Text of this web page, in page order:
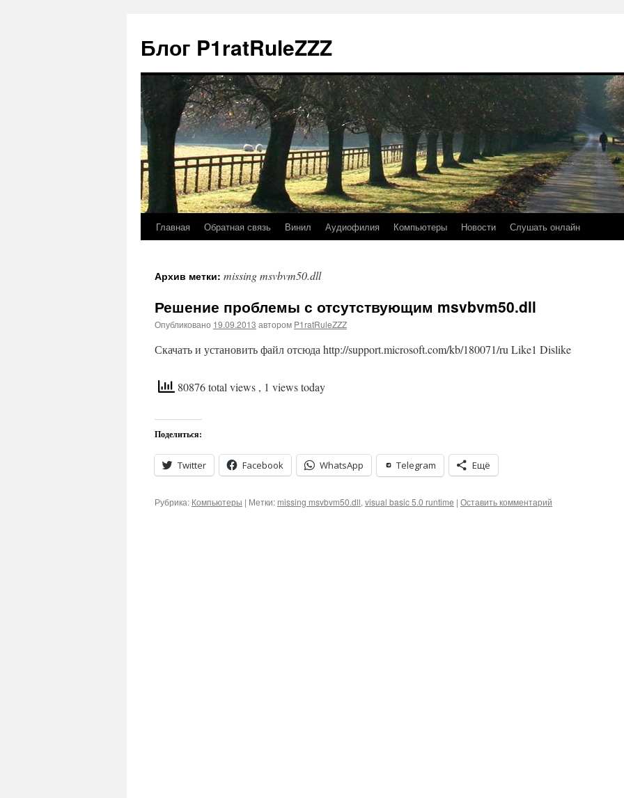
Блог P1ratRuleZZZ
Главная Обратная связь Винил Аудиофилия Компьютеры Новости Слушать онлайн
Архив метки: missing msvbvm50.dll
Решение проблемы с отсутствующим msvbvm50.dll
Опубликовано 19.09.2013 автором P1ratRuleZZZ
Скачать и установить файл отсюда http://support.microsoft.com/kb/180071/ru Like1 Dislike
80876 total views , 1 views today
Поделиться:
Twitter Facebook WhatsApp Telegram Ещё
Рубрика: Компьютеры | Метки: missing msvbvm50.dll, visual basic 5.0 runtime | Оставить комментарий